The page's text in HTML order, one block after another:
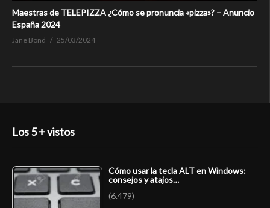
Maestras de TELEPIZZA ¿Cómo se pronuncia «pizza»? – Anuncio
España 2024
Jane Bond 25/03/2024
Los 5 + vistos
Cómo usar la tecla ALT en Windows:
consejos y atajos…
(6.479)